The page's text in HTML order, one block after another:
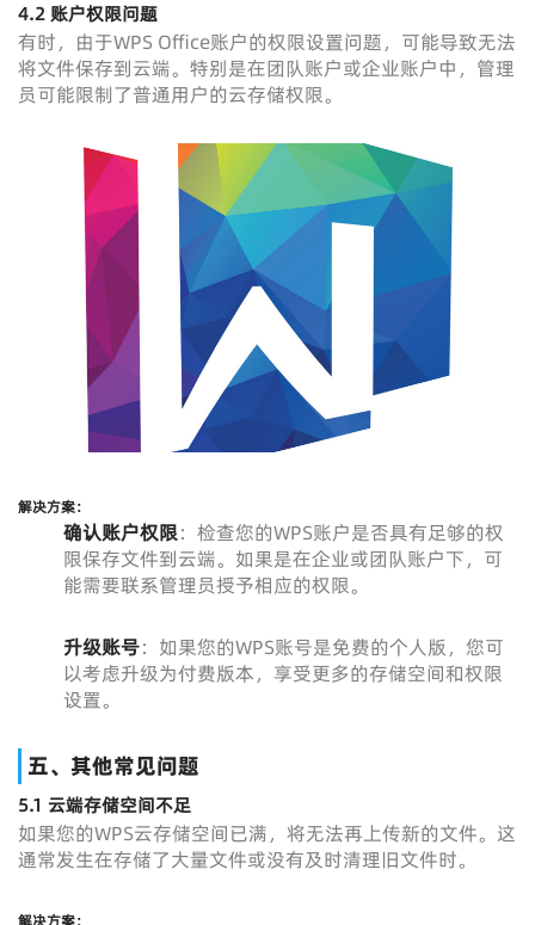
4.2 账户权限问题
有时，由于WPS Office账户的权限设置问题，可能导致无法
将文件保存到云端。特别是在团队账户或企业账户中，管理
员可能限制了普通用户的云存储权限。
解决方案：
确认账户权限：检查您的WPS账户是否具有足够的权
限保存文件到云端。如果是在企业或团队账户下，可
能需要联系管理员授予相应的权限。
升级账号：如果您的WPS账号是免费的个人版，您可
以考虑升级为付费版本，享受更多的存储空间和权限
设置。
五、其他常见问题
5.1 云端存储空间不足
如果您的WPS云存储空间已满，将无法再上传新的文件。这
通常发生在存储了大量文件或没有及时清理旧文件时。
解决方案：